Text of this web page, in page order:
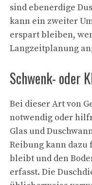
sind ebenerdige
kann ein zweiter
erspart bleiben,
Langzeitplanung
Schwenk- oder
Bei dieser Art von
notwendig oder
Glas und
Reibung kann dazu
bleibt und den
erfasst. Die